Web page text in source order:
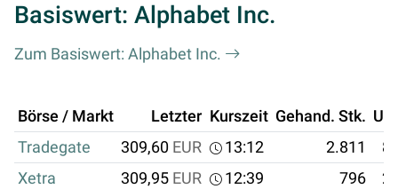
Basiswert: Alphabet Inc.
Zum Basiswert: Alphabet Inc.
Börse / Markt Letzter Kurszeit Gehand. Stk.
Tradegate
309,60 EUR 13:12 2.811
Xetra
309,95 EUR 12:39 796